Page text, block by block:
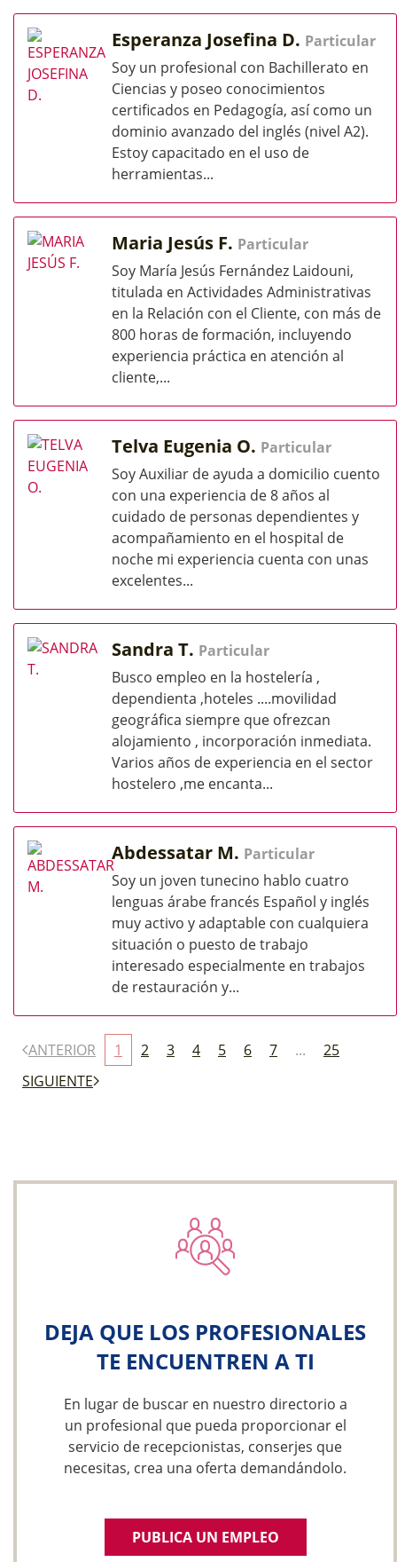
Esperanza Josefina D. Particular
Soy un profesional con Bachillerato en
Ciencias y poseo conocimientos
certificados en Pedagogía, así como un
dominio avanzado del inglés (nivel A2).
Estoy capacitado en el uso de
herramientas...
Maria Jesús F. Particular
Soy María Jesús Fernández Laidouni,
titulada en Actividades Administrativas
en la Relación con el Cliente, con más de
800 horas de formación, incluyendo
experiencia práctica en atención al
cliente,...
Telva Eugenia O. Particular
Soy Auxiliar de ayuda a domicilio cuento
con una experiencia de 8 años al
cuidado de personas dependientes y
acompañamiento en el hospital de
noche mi experiencia cuenta con unas
excelentes...
Sandra T. Particular
Busco empleo en la hostelería ,
dependienta ,hoteles ....movilidad
geográfica siempre que ofrezcan
alojamiento , incorporación inmediata.
Varios años de experiencia en el sector
hostelero ,me encanta...
Abdessatar M. Particular
Soy un joven tunecino hablo cuatro
lenguas árabe francés Español y inglés
muy activo y adaptable con cualquiera
situación o puesto de trabajo
interesado especialmente en trabajos
de restauración y...
ANTERIOR 1 2 3 4 5 6 7 ...
25
SIGUIENTE
DEJA QUE LOS PROFESIONALES
TE ENCUENTREN A TI
En lugar de buscar en nuestro directorio a
un profesional que pueda proporcionar el
servicio de recepcionistas, conserjes que
necesitas, crea una oferta demandándolo.
PUBLICA UN EMPLEO